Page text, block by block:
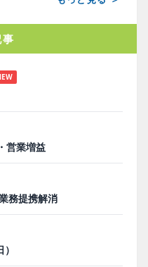
営業増益
務提携解消